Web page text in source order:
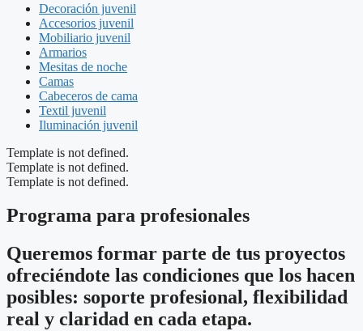
Decoración juvenil
Accesorios juvenil
Mobiliario juvenil
Armarios
Mesitas de noche
Camas
Cabeceros de cama
Textil juvenil
Iluminación juvenil
Template is not defined.
Template is not defined.
Template is not defined.
Programa para profesionales
Queremos formar parte de tus proyectos
ofreciéndote las condiciones que los hacen
posibles: soporte profesional, flexibilidad
real y claridad en cada etapa.